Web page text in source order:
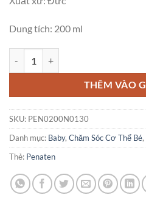
Dung tích: 200 ml
THÊM VÀO
SKU: PEN0200N0130
Danh mục: Baby, Chăm Sóc Cơ Thể Bé,
Thẻ: Penaten